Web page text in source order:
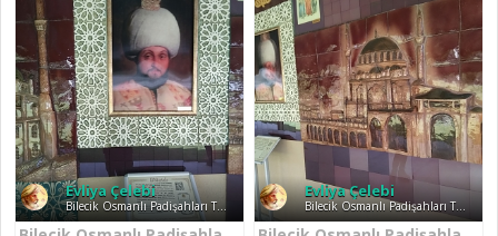
Evliya Çelebi
Bilecik Osmanlı Padişahları Tarih Şeridi
Evliya Çelebi
Bilecik Osmanlı Padişahları Tarih Şeridi